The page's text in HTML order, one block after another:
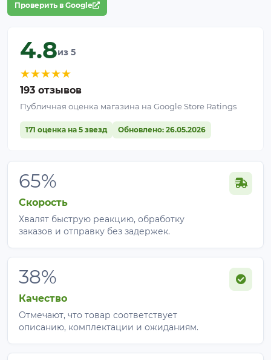
Проверить в Google
4.8из 5
★★★★★
193 отзывов
Публичная оценка магазина на Google Store Ratings
171 оценка на 5 звезд Обновлено: 26.05.2026
65%
Скорость
Хвалят быструю реакцию, обработку
заказов и отправку без задержек.
38%
Качество
Отмечают, что товар соответствует
описанию, комплектации и ожиданиям.